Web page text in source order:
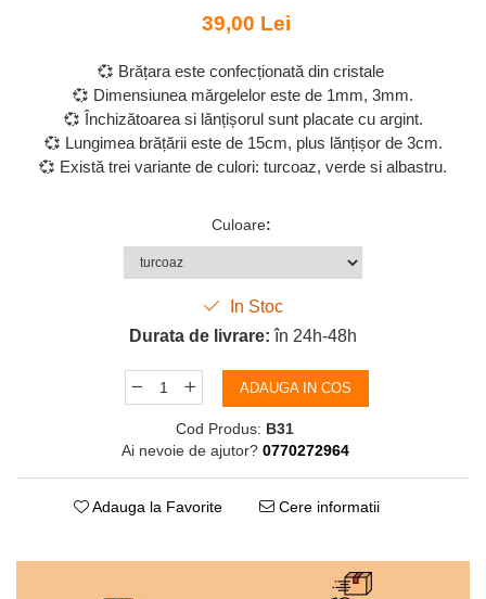
39,00 Lei
💞 Brățara este confecționată din cristale
💞 Dimensiunea mărgelelor este de 1mm, 3mm.
💞 Închizătoarea si lănțișorul sunt placate cu argint.
💞 Lungimea brățării este de 15cm, plus lănțișor de 3cm.
💞 Există trei variante de culori: turcoaz, verde si albastru.
Culoare:
In Stoc
Durata de livrare: în 24h-48h
ADAUGA IN COS
Cod Produs: B31
Ai nevoie de ajutor? 0770272964
Adauga la Favorite Cere informatii